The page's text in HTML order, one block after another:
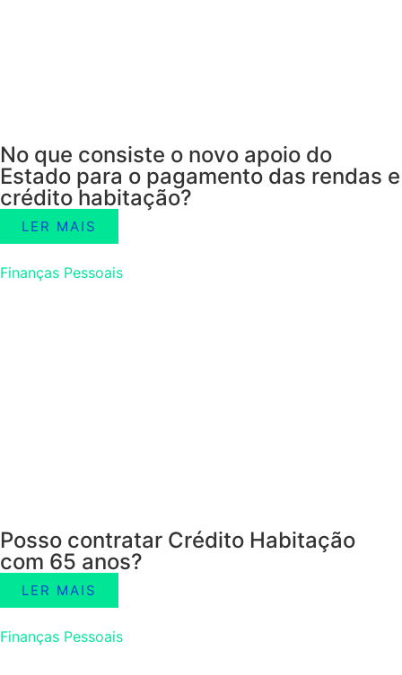
No que consiste o novo apoio do
Estado para o pagamento das rendas e
crédito habitação?
LER MAIS
Finanças Pessoais
Posso contratar Crédito Habitação
com 65 anos?
LER MAIS
Finanças Pessoais